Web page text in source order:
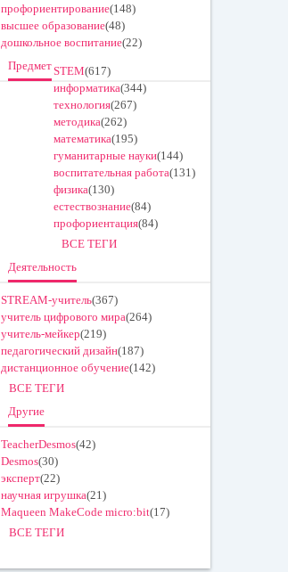
профориентирование(148)
высшее образование(48)
дошкольное воспитание(22)
ПредметSTEM(617)
информатика(344)
технология(267)
методика(262)
математика(195)
гуманитарные науки(144)
воспитательная работа(131)
физика(130)
естествознание(84)
профориентация(84)
ВСЕ ТЕГИ
Деятельность
STREAM-учитель(367)
учитель цифрового мира(264)
учитель-мейкер(219)
педагогический дизайн(187)
дистанционное обучение(142)
ВСЕ ТЕГИ
Другие
TeacherDesmos(42)
Desmos(30)
эксперт(22)
научная игрушка(21)
Maqueen MakeCode micro:bit(17)
ВСЕ ТЕГИ